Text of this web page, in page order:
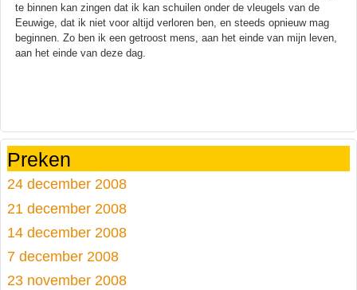
te binnen kan zingen dat ik kan schuilen onder de vleugels van de
Eeuwige, dat ik niet voor altijd verloren ben, en steeds opnieuw mag
beginnen. Zo ben ik een getroost mens, aan het einde van mijn leven,
aan het einde van deze dag.
Preken
24 december 2008
21 december 2008
14 december 2008
7 december 2008
23 november 2008